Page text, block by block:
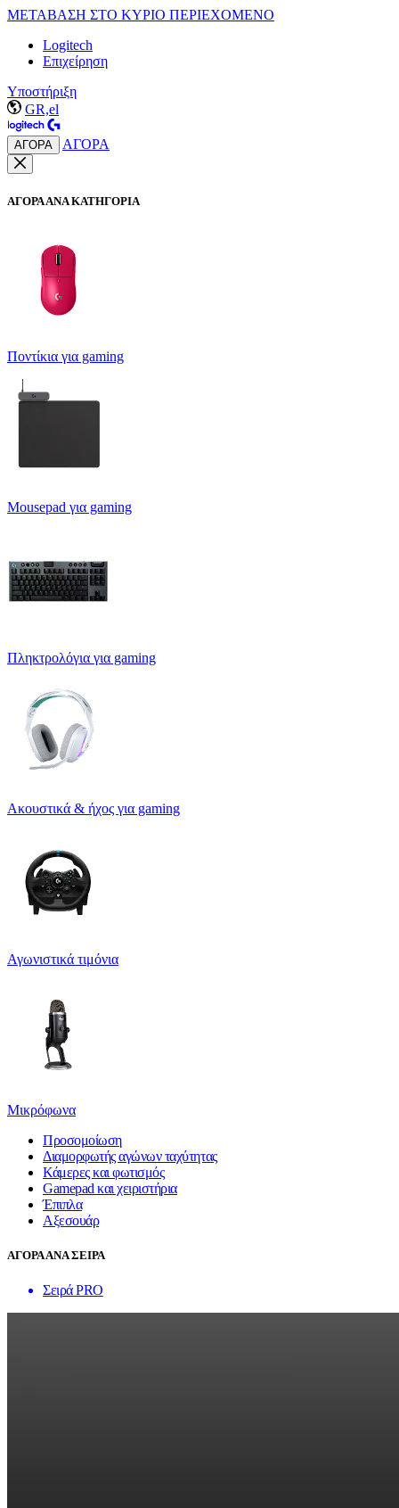
ΜΕΤΑΒΑΣΗ ΣΤΟ ΚΥΡΙΟ ΠΕΡΙΕΧΟΜΕΝΟ
Logitech
Επιχείρηση
Υποστήριξη
GR,el
ΑΓΟΡΑ ΑΓΟΡΑ
ΑΓΟΡΑ ΑΝΑ ΚΑΤΗΓΟΡΙΑ
Ποντίκια για gaming
Mousepad για gaming
Πληκτρολόγια για gaming
Ακουστικά & ήχος για gaming
Αγωνιστικά τιμόνια
Μικρόφωνα
Προσομοίωση
Διαμορφωτής αγώνων ταχύτητας
Κάμερες και φωτισμός
Gamepad και χειριστήρια
Έπιπλα
Αξεσουάρ
ΑΓΟΡΑ ΑΝΑ ΣΕΙΡΑ
Σειρά PRO